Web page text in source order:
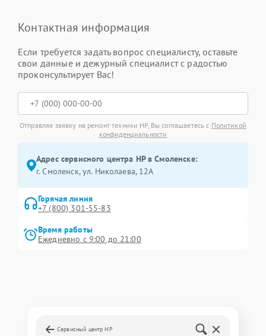
Контактная информация
Если требуется задать вопрос специалисту, оставьте
свои данные и дежурный специалист с радостью
проконсультирует Вас!
Отправляя заявку на ремонт техники HP, Вы соглашаетесь с Политикой
конфиденциальности
Адрес сервисного центра HP в Смоленске:
г. Смоленск, ул. Николаева, 12А
Горячая линия
+7 (800) 301-55-83
Время работы
Ежедневно с 9:00 до 21:00
Сервисный центр HP